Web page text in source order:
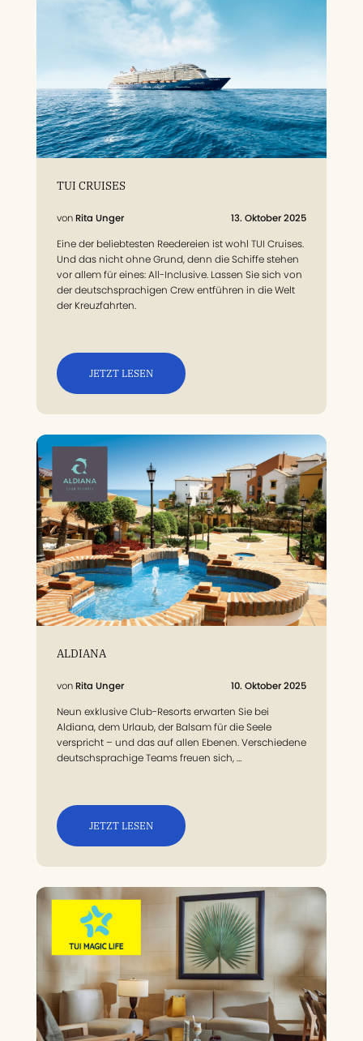
TUI CRUISES
Rita Unger 13. Oktober 2025
Eine der beliebtesten Reedereien ist wohl TUI Cruises.
Und das nicht ohne Grund, denn die Schiffe stehen
vor allem für eines: All-Inclusive. Lassen Sie sich von
der deutschsprachigen Crew entführen in die Welt
der Kreuzfahrten.
JETZT LESEN
ALDIANA
Rita Unger 10. Oktober 2025
Neun exklusive Club-Resorts erwarten Sie bei
Aldiana, dem Urlaub, der Balsam für die Seele
verspricht – und das auf allen Ebenen. Verschiedene
deutschsprachige Teams freuen sich, …
JETZT LESEN